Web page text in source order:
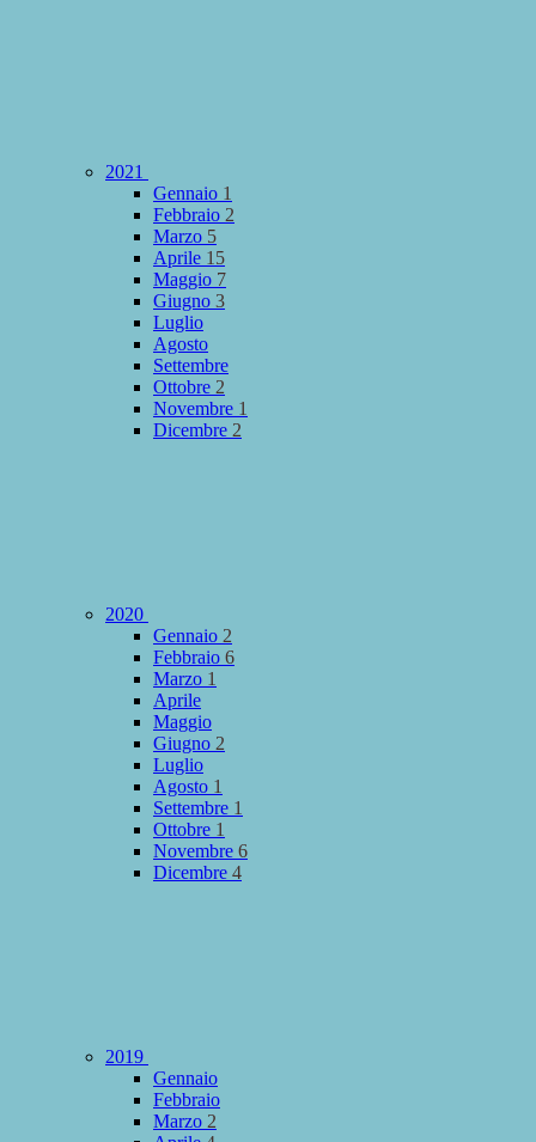
2021
Gennaio 1
Febbraio 2
Marzo 5
Aprile 15
Maggio 7
Giugno 3
Luglio
Agosto
Settembre
Ottobre 2
Novembre 1
Dicembre 2
2020
Gennaio 2
Febbraio 6
Marzo 1
Aprile
Maggio
Giugno 2
Luglio
Agosto 1
Settembre 1
Ottobre 1
Novembre 6
Dicembre 4
2019
Gennaio
Febbraio
Marzo 2